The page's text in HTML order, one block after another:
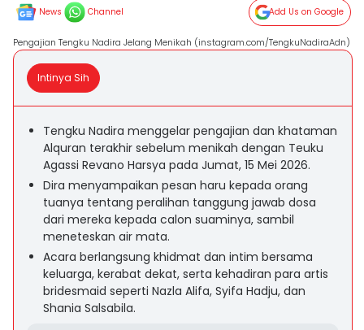
News Channel Add Us on Google
Pengajian Tengku Nadira Jelang Menikah (instagram.com/TengkuNadiraAdn)
Intinya Sih
Tengku Nadira menggelar pengajian dan khataman
Alquran terakhir sebelum menikah dengan Teuku
Agassi Revano Harsya pada Jumat, 15 Mei 2026.
Dira menyampaikan pesan haru kepada orang
tuanya tentang peralihan tanggung jawab dosa
dari mereka kepada calon suaminya, sambil
meneteskan air mata.
Acara berlangsung khidmat dan intim bersama
keluarga, kerabat dekat, serta kehadiran para artis
bridesmaid seperti Nazla Alifa, Syifa Hadju, dan
Shania Salsabila.